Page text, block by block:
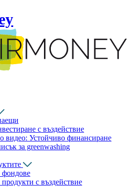
с въздействие
видео: Устойчиво финансиране
за greenwashing
фондове
продукти с въздействие